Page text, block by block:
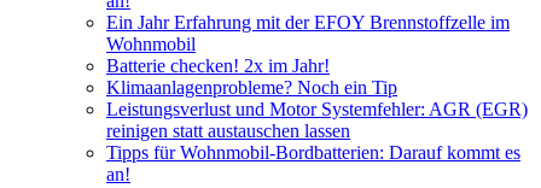
Ein Jahr Erfahrung mit der EFOY Brennstoffzelle im
Wohnmobil
Batterie checken! 2x im Jahr!
Klimaanlagenprobleme? Noch ein Tip
Leistungsverlust und Motor Systemfehler: AGR (EGR)
reinigen statt austauschen lassen
Tipps für Wohnmobil-Bordbatterien: Darauf kommt es
an!